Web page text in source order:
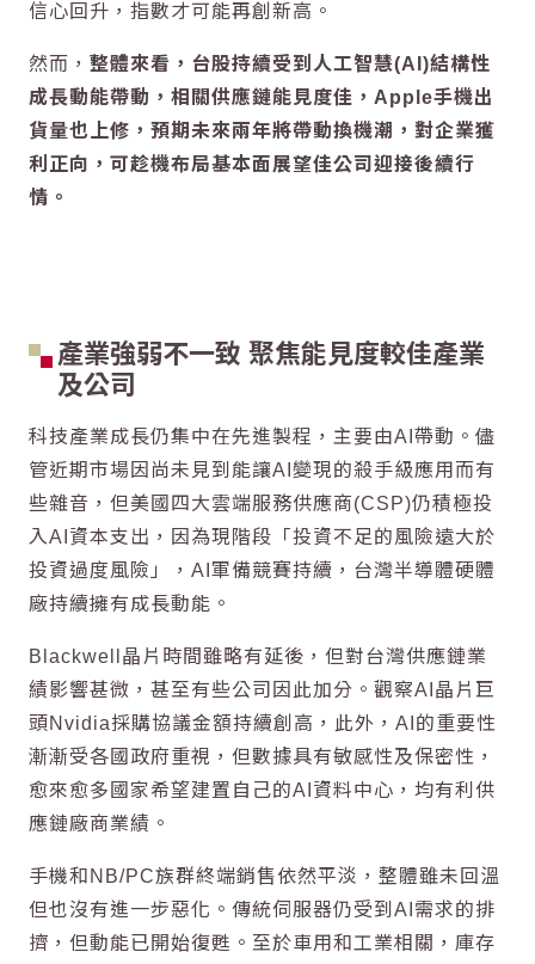
信心回升，指數才可能再創新高。
然而， 整體來看，台股持續受到人工智慧(AI)結構性
成長動能帶動，相關供應鏈能見度佳，Apple手機出
貨量也上修，預期未來兩年將帶動換機潮，對企業獲
利正向，可趁機布局基本面展望佳公司迎接後續行
情。
產業強弱不一致 聚焦能見度較佳產業
及公司
科技產業成長仍集中在先進製程，主要由AI帶動。 儘
管近期市場因尚未見到能讓AI變現的殺手級應用而有
些雜音，但美國四大雲端服務供應商(CSP)仍積極投
入AI資本支出，因為現階段「投資不足的風險遠大於
投資過度風險」，AI軍備競賽持續，台灣半導體硬體
廠持續擁有成長動能。
Blackwell晶片時間雖略有延後，但對台灣供應鏈業
績影響甚微，甚至有些公司因此加分。觀察AI晶片巨
頭Nvidia採購協議金額持續創高，此外，AI的重要性
漸漸受各國政府重視，但數據具有敏感性及保密性，
愈來愈多國家希望建置自己的AI資料中心，均有利供
應鏈廠商業績。
手機和NB/PC族群終端銷售依然平淡，整體雖未回溫
但也沒有進一步惡化。 傳統伺服器仍受到AI需求的排
擠，但動能已開始復甦。至於車用和工業相關 ，庫存